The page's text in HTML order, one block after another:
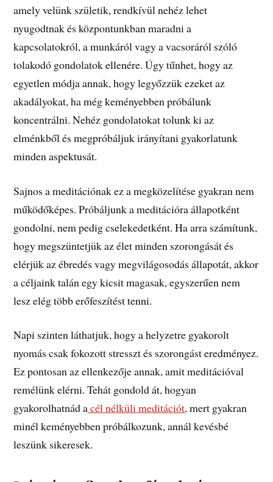
amely velünk születik, rendkívül nehéz lehet
nyugodtnak és központunkban maradni a
kapcsolatokról, a munkáról vagy a vacsoráról szóló
tolakodó gondolatok ellenére. Úgy tűnhet, hogy az
egyetlen módja annak, hogy legyőzzük ezeket az
akadályokat, ha még keményebben próbálunk
koncentrálni. Nehéz gondolatokat tolunk ki az
elménkből és megpróbáljuk irányítani gyakorlatunk
minden aspektusát.
Sajnos a meditációnak ez a megközelítése gyakran nem
működőképes. Próbáljunk a meditációra állapotként
gondolni, nem pedig cselekedetként. Ha arra számítunk,
hogy megszüntetjük az élet minden szorongását és
elérjük az ébredés vagy megvilágosodás állapotát, akkor
a céljaink talán egy kicsit magasak, egyszerűen nem
lesz elég több erőfeszítést tenni.
Napi szinten láthatjuk, hogy a helyzetre gyakorolt
nyomás csak fokozott stresszt és szorongást eredményez.
Ez pontosan az ellenkezője annak, amit meditációval
remélünk elérni. Tehát gondold át, hogyan
gyakorolhatnád acél nélküli meditációt, mert gyakran
minél keményebben próbálkozunk, annál kevésbé
leszünk sikeresek.